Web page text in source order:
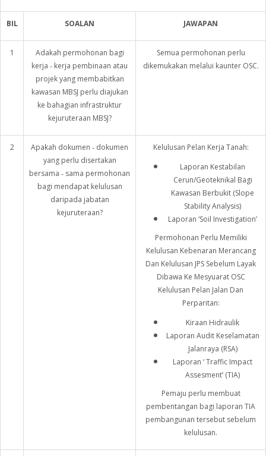
BIL SOALAN JAWAPAN
1
Adakah permohonan bagi
kerja ‑ kerja pembinaan atau
projek yang membabitkan
kawasan MBSJ perlu diajukan
ke bahagian infrastruktur
kejuruteraan MBSJ?
Semua permohonan perlu
dikemukakan melalui kaunter OSC.
2
Apakah dokumen ‑ dokumen
yang perlu disertakan
bersama ‑ sama permohonan
bagi mendapat kelulusan
daripada jabatan
kejuruteraan?
Kelulusan Pelan Kerja Tanah:
Laporan Kestabilan
Cerun/Geoteknikal Bagi
Kawasan Berbukit (Slope
Stability Analysis)
Laporan ‘Soil Investigation’
Permohonan Perlu Memiliki
Kelulusan Kebenaran Merancang
Dan Kelulusan JPS Sebelum Layak
Dibawa Ke Mesyuarat OSC
Kelulusan Pelan Jalan Dan
Perparitan:
Kiraan Hidraulik
Laporan Audit Keselamatan
Jalanraya (RSA)
Laporan ‘ Traffic Impact
Assesment’ (TIA)
Pemaju perlu membuat
pembentangan bagi laporan TIA
pembangunan tersebut sebelum
kelulusan.